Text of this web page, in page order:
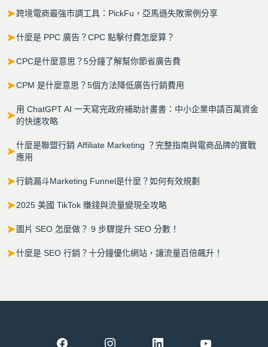
➤跨境電商最強市調工具：PickFu，亞馬遜失敗案例分享
➤什麼是 PPC 廣告？CPC 點擊付費怎麼算？
➤CPC是什麼意思？5分鐘了解幫你節省廣告費
➤CPM 是什麼意思？5個方法降低廣告行銷費用
➤用 ChatGPT AI 一天寫完政府補助計畫書：中小企業申請百萬資金
的快速攻略
➤什麼是聯盟行銷 Affiliate Marketing ？完整指南與電商品牌的實戰
應用
➤行銷漏斗Marketing Funnel是什麼？如何有效規劃
➤2025 美國 TikTok 賺錢與流量變現全攻略
➤圖片 SEO 怎麼做？ 9 步驟提升 SEO 分數！
➤什麼是 SEO 行銷？十分鐘優化網站，讓流量百倍飆升！